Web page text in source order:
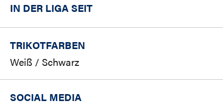
IN DER LIGA SEIT
TRIKOTFARBEN
Weiß / Schwarz
SOCIAL MEDIA